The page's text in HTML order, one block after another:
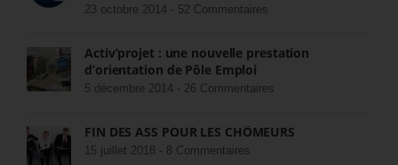
23 octobre 2014 - 52 Commentaires
Activ’projet : une nouvelle prestation
d’orientation de Pôle Emploi
5 décembre 2014 - 26 Commentaires
FIN DES ASS POUR LES CHÔMEURS
15 juillet 2018 - 8 Commentaires